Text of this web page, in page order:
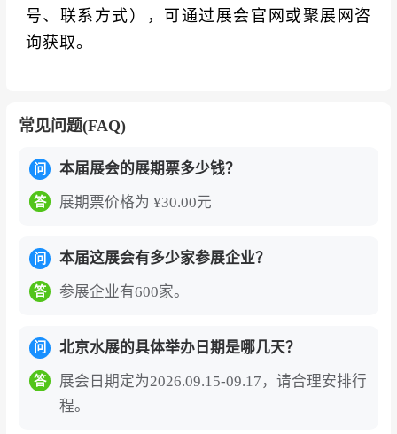
号、联系方式），可通过展会官网或聚展网咨
询获取。
常见问题(FAQ)
问 本届展会的展期票多少钱？
答 展期票价格为 ¥30.00元
问 本届这展会有多少家参展企业？
答 参展企业有600家。
问 北京水展的具体举办日期是哪几天？
答
展会日期定为2026.09.15-09.17，请合理安排行
程。